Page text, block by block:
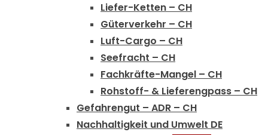
Liefer-Ketten – CH
Güterverkehr – CH
Luft-Cargo – CH
Seefracht – CH
Fachkräfte-Mangel – CH
Rohstoff- & Lieferengpass – CH
Gefahrengut – ADR – CH
Nachhaltigkeit und Umwelt DE